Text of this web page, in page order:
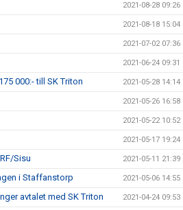
2021-08-28 09:26
2021-08-18 15:04
2021-07-02 07:36
2021-06-24 09:31
000:- till SK Triton 2021-05-28 14:14
2021-05-26 16:58
2021-05-22 10:52
2021-05-17 19:24
Sisu 2021-05-11 21:39
i Staffanstorp 2021-05-06 14:55
avtalet med SK Triton 2021-04-24 09:53